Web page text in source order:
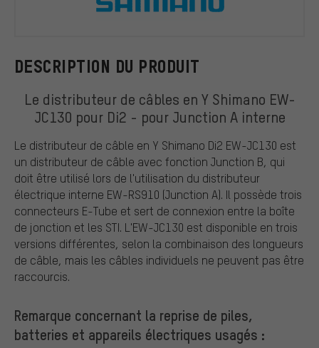
DESCRIPTION DU PRODUIT
Le distributeur de câbles en Y Shimano EW-
JC130 pour Di2 - pour Junction A interne
Le distributeur de câble en Y Shimano Di2 EW-JC130 est
un distributeur de câble avec fonction Junction B, qui
doit être utilisé lors de l'utilisation du distributeur
électrique interne EW-RS910 (Junction A). Il possède trois
connecteurs E-Tube et sert de connexion entre la boîte
de jonction et les STI. L'EW-JC130 est disponible en trois
versions différentes, selon la combinaison des longueurs
de câble, mais les câbles individuels ne peuvent pas être
raccourcis.
Remarque concernant la reprise de piles,
batteries et appareils électriques usagés :
Shimano